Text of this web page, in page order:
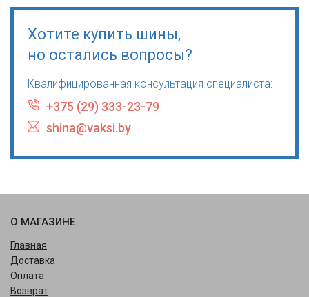
Хотите купить шины,
но остались вопросы?
Квалифицированная консультация специалиста:
+375 (29) 333-23-79
shina@vaksi.by
О МАГАЗИНЕ
Главная
Доставка
Оплата
Возврат